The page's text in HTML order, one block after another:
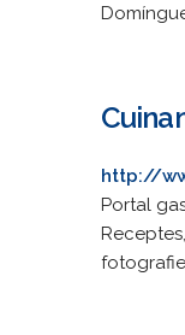
http://
Portal